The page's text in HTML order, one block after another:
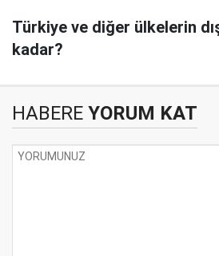
Türkiye ve diğer ülkelerin
kadar?
HABERE YORUM KAT